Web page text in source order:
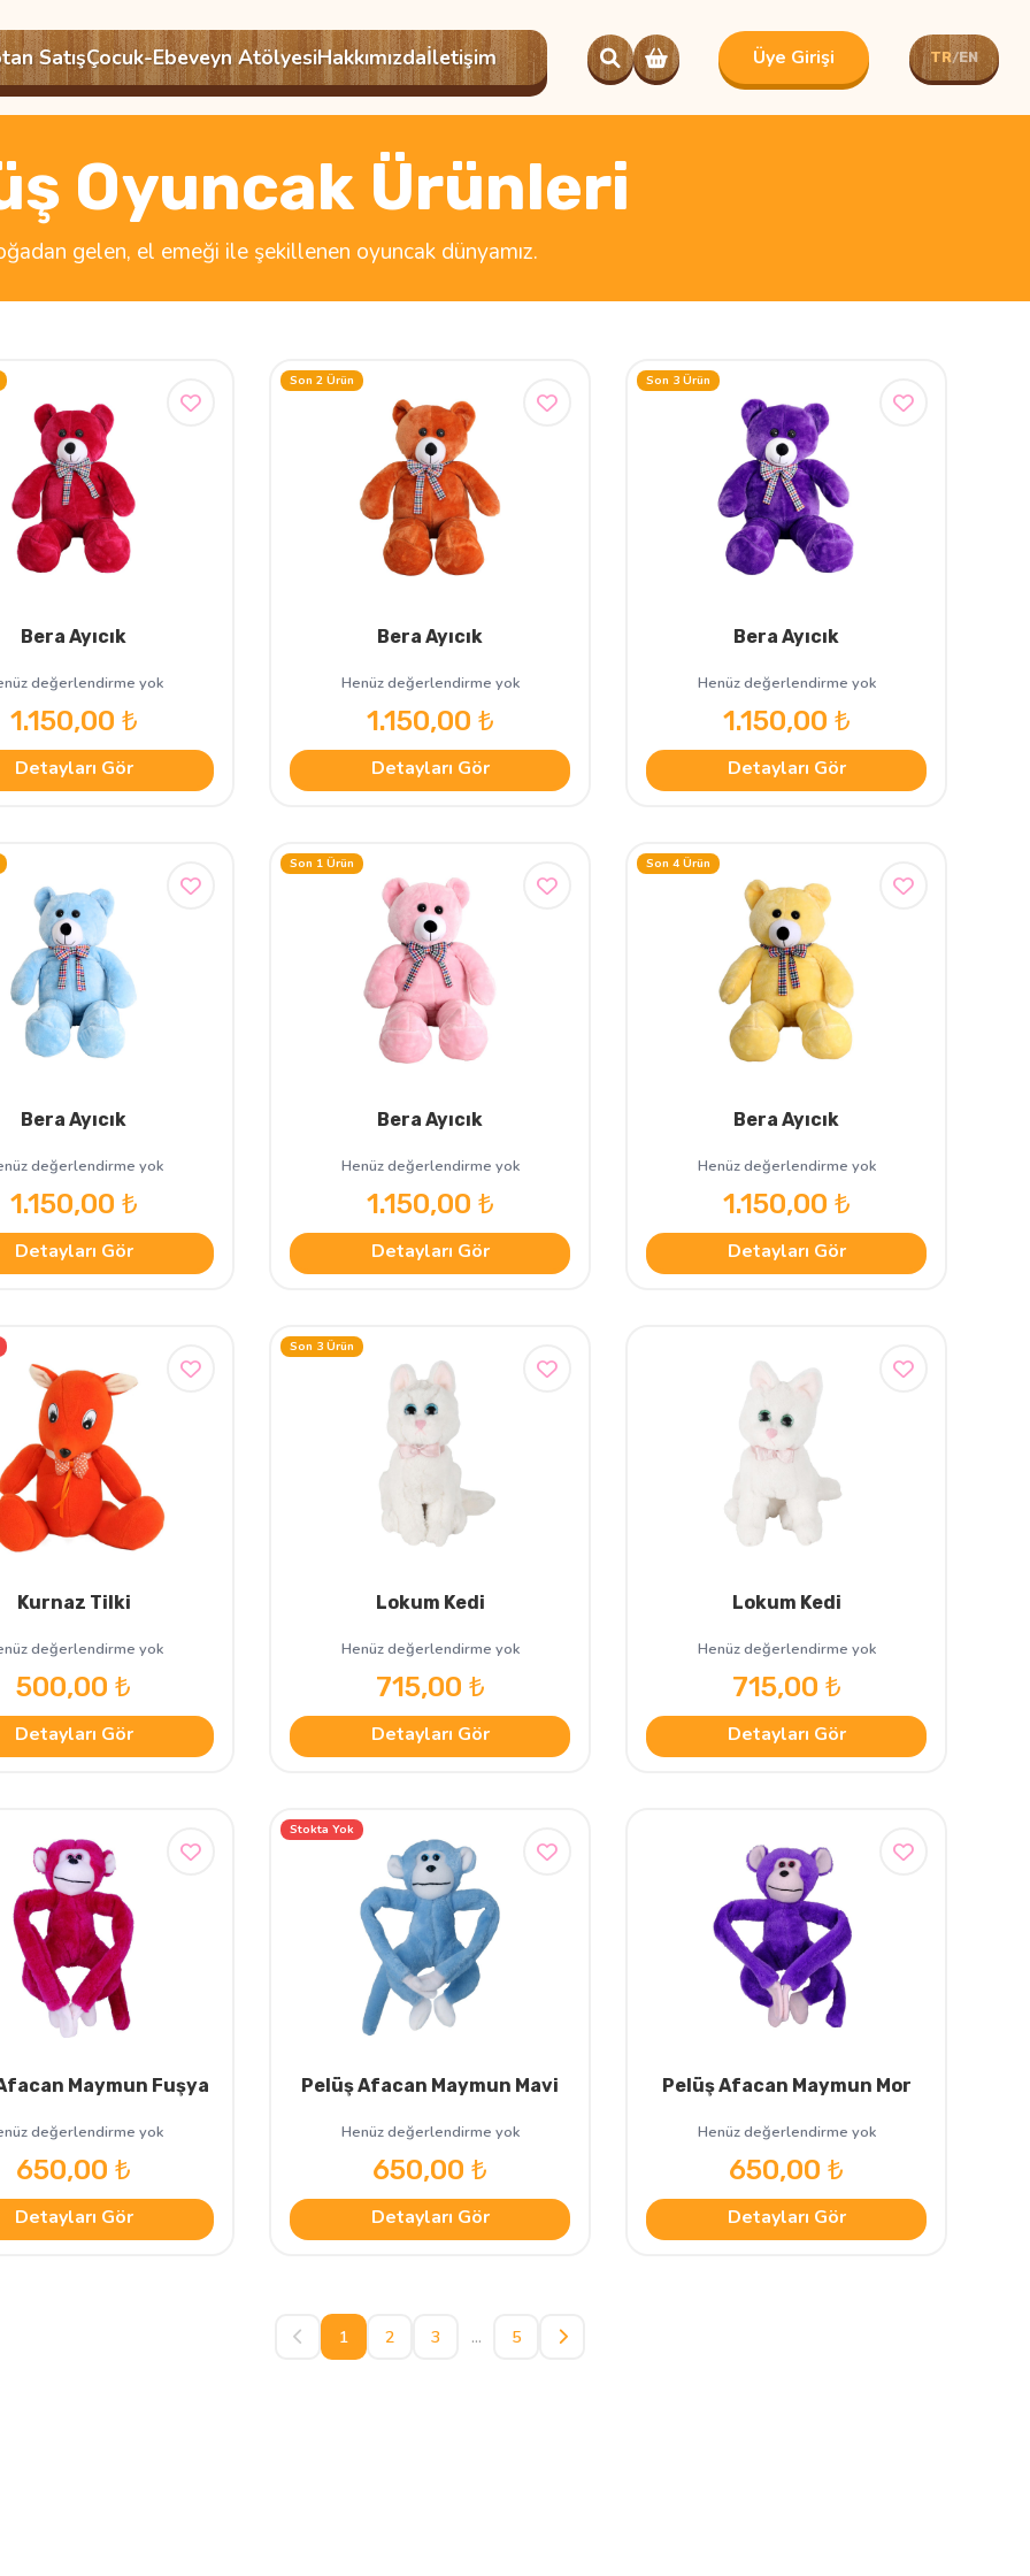
SatışÇocuk-Ebeveyn AtölyesiHakkımızdaİletişim Üye Girişi TR/EN
Oyuncak Ürünleri
gelen, el emeği ile şekillenen oyuncak dünyamız.
Bera Ayıcık
değerlendirme yok
1.150,00 ₺
Detayları Gör
Son 2 Ürün
Bera Ayıcık
Henüz değerlendirme yok
1.150,00 ₺
Detayları Gör
Son 3 Ürün
Bera Ayıcık
Henüz değerlendirme yok
1.150,00 ₺
Detayları Gör
Bera Ayıcık
değerlendirme yok
1.150,00 ₺
Detayları Gör
Son 1 Ürün
Bera Ayıcık
Henüz değerlendirme yok
1.150,00 ₺
Detayları Gör
Son 4 Ürün
Bera Ayıcık
Henüz değerlendirme yok
1.150,00 ₺
Detayları Gör
Kurnaz Tilki
değerlendirme yok
500,00 ₺
Detayları Gör
Son 3 Ürün
Lokum Kedi
Henüz değerlendirme yok
715,00 ₺
Detayları Gör
Lokum Kedi
Henüz değerlendirme yok
715,00 ₺
Detayları Gör
Maymun Fuşya
değerlendirme yok
650,00 ₺
Detayları Gör
Stokta Yok
Pelüş Afacan Maymun Mavi
Henüz değerlendirme yok
650,00 ₺
Detayları Gör
Pelüş Afacan Maymun Mor
Henüz değerlendirme yok
650,00 ₺
Detayları Gör
1 2 3 ... 5